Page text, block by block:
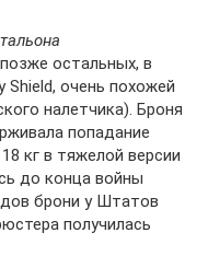
остальных, в
Shield, очень похожей
налетчика). Броня
попадание
кг в тяжелой версии
до конца войны
брони у Штатов
получилась